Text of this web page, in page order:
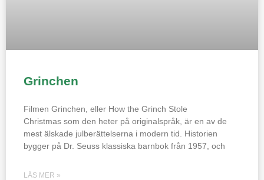
Grinchen
Filmen Grinchen, eller How the Grinch Stole
Christmas som den heter på originalspråk, är en av de
mest älskade julberättelserna i modern tid. Historien
bygger på Dr. Seuss klassiska barnbok från 1957, och
LÄS MER »